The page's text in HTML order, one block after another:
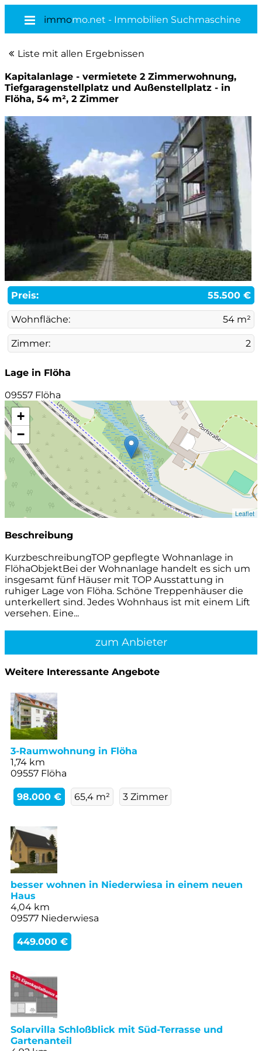
immomo.net - Immobilien Suchmaschine
Liste mit allen Ergebnissen
Kapitalanlage - vermietete 2 Zimmerwohnung,
Tiefgaragenstellplatz und Außenstellplatz - in
Flöha, 54 m², 2 Zimmer
Preis: 55.500 €
Wohnfläche: 54 m²
Zimmer: 2
Lage in Flöha
09557 Flöha
+
−
Leaflet
Beschreibung
KurzbeschreibungTOP gepflegte Wohnanlage in
FlöhaObjektBei der Wohnanlage handelt es sich um
insgesamt fünf Häuser mit TOP Ausstattung in
ruhiger Lage von Flöha. Schöne Treppenhäuser die
unterkellert sind. Jedes Wohnhaus ist mit einem Lift
versehen. Eine...
zum Anbieter
Weitere Interessante Angebote
3-Raumwohnung in Flöha
1,74 km
09557 Flöha
98.000 € 65,4 m² 3 Zimmer
besser wohnen in Niederwiesa in einem neuen
Haus
4,04 km
09577 Niederwiesa
449.000 €
Solarvilla Schloßblick mit Süd-Terrasse und
Gartenanteil